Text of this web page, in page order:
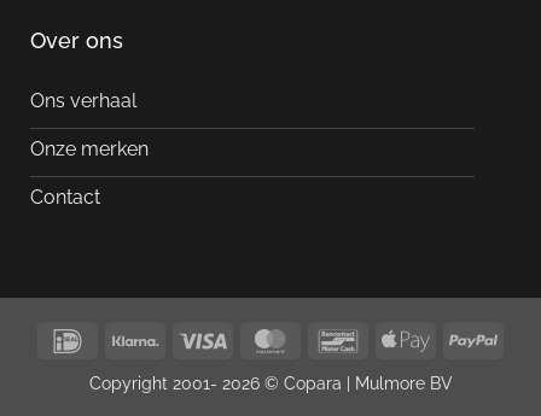
Over ons
Ons verhaal
Onze merken
Contact
IDeal Klarna Visa MasterCardBancontactApple
Copyright 2001- 2026 © Copara | Mulmore BV